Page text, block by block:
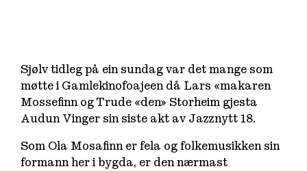
Sjølv tidleg på ein sundag var det mange som
møtte i Gamlekinofoajeen då Lars «makaren
Mossefinn og Trude «den» Storheim gjesta
Audun Vinger sin siste akt av Jazznytt 18.
Som Ola Mosafinn er fela og folkemusikken sin
formann her i bygda, er den nærmast